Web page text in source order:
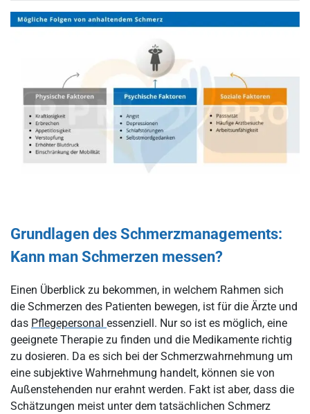
Grundlagen des Schmerzmanagements:
Kann man Schmerzen messen?
Einen Überblick zu bekommen, in welchem Rahmen sich
die Schmerzen des Patienten bewegen, ist für die Ärzte und
das Pflegepersonal essenziell. Nur so ist es möglich, eine
geeignete Therapie zu finden und die Medikamente richtig
zu dosieren. Da es sich bei der Schmerzwahrnehmung um
eine subjektive Wahrnehmung handelt, können sie von
Außenstehenden nur erahnt werden. Fakt ist aber, dass die
Schätzungen meist unter dem tatsächlichen Schmerz